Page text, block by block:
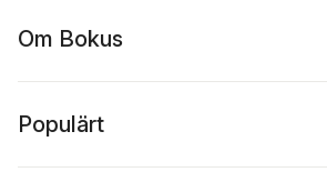
Om Bokus
Populärt